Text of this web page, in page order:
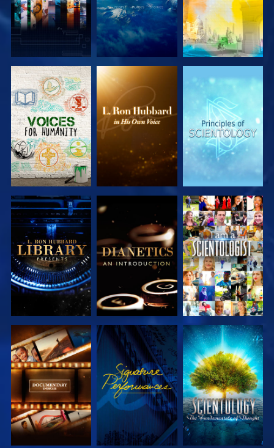
DÉCOUVRIR
LES SÉRIES
DÉCOUVRIR
LES SÉRIES
DÉCOUVRIR
LES SÉRIES
DÉCOUVRIR
LES SÉRIES
DÉCOUVRIR
LES SÉRIES
REGARDER
DÉCOUVRIR
LES SÉRIES
REGARDER
DÉCOUVRIR
LES SÉRIES